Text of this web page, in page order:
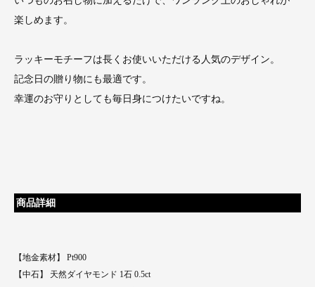
楽しめます。
ラッキーモチーフは長くお使いいただける人気のデザイン。
記念日の贈り物にも最適です。
幸運のお守りとしても毎日身につけたいですね。
商品詳細
【地金素材】 Pt900
【中石】 天然ダイヤモンド 1石 0.5ct